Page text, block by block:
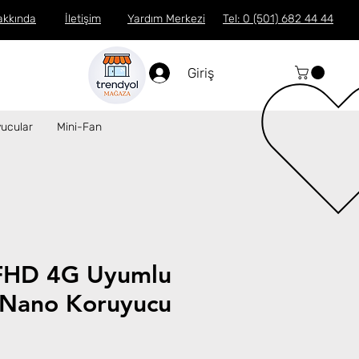
İletişim Yardım Merkezi Tel: 0 (501) 682 44 44
Giriş
Mini-Fan
4G Uyumlu
Koruyucu